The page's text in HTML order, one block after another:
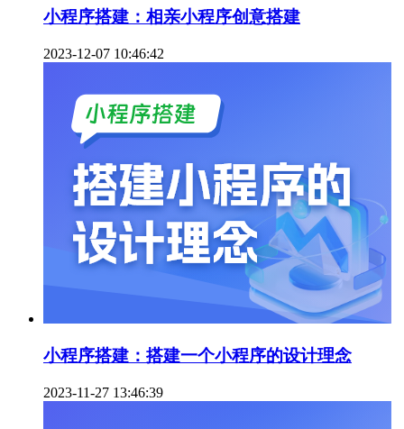
小程序搭建：相亲小程序创意搭建
2023-12-07 10:46:42
小程序搭建：搭建一个小程序的设计理念
2023-11-27 13:46:39